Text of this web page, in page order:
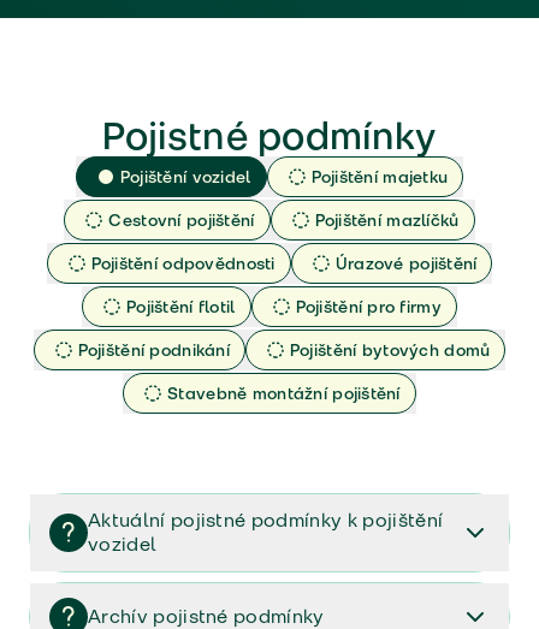
Pojistné podmínky
Pojištění vozidel
Pojištění majetku
Cestovní pojištění
Pojištění mazlíčků
Pojištění odpovědnosti
Úrazové pojištění
Pojištění flotil
Pojištění pro firmy
Pojištění podnikání
Pojištění bytových domů
Stavebně montážní pojištění
Aktuální pojistné podmínky k pojištění
vozidel
Pojištění vozidel/Pojistné podmínky a vše důležité ke
smlouvě (PDF)
Archív pojistné podmínky